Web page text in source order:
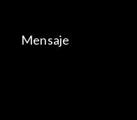
Mensaje